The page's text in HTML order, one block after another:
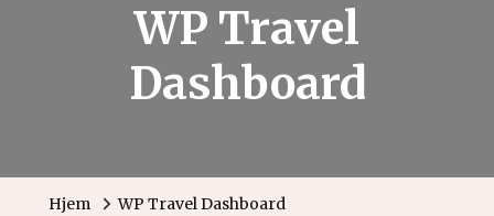
WP Travel
Dashboard
Hjem WP Travel Dashboard